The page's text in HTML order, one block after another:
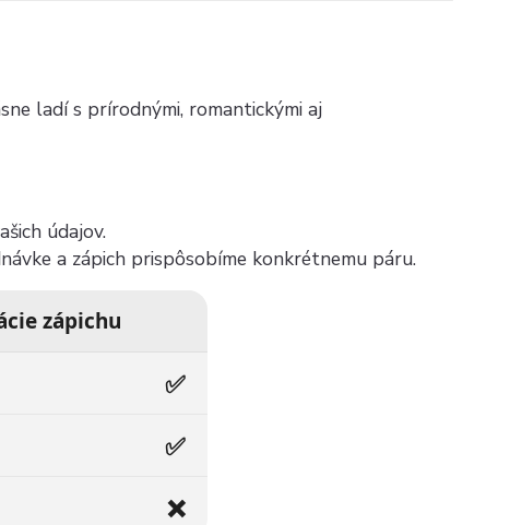
ladí s prírodnými, romantickými aj
údajov.
a zápich prispôsobíme konkrétnemu páru.
zápichu
✅
✅
❌